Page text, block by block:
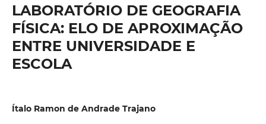
LABORATÓRIO DE GEOGRAFIA
FÍSICA: ELO DE APROXIMAÇÃO
ENTRE UNIVERSIDADE E
ESCOLA
Ítalo Ramon de Andrade Trajano